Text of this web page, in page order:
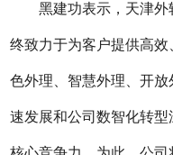
黑建功表示，天津外
终致力于为客户提供高
色外理、智慧外理、开
速发展和公司数智化转